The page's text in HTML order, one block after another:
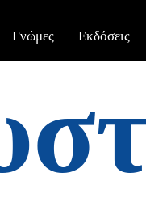
Γνώμες Εκδόσεις